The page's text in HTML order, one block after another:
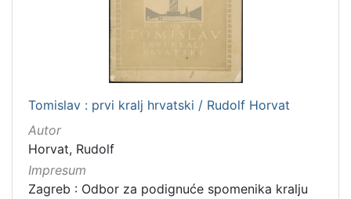
Tomislav : prvi kralj hrvatski / Rudolf Horvat
Autor
Horvat, Rudolf
Impresum
Zagreb : Odbor za podignuće spomenika kralju